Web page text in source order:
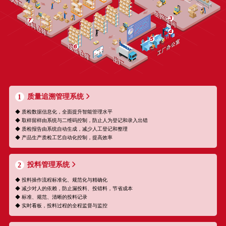
1 质量追溯管理系统
◆ 质检数据信息化，全面提升智能管理水平
◆ 取样留样由系统与二维码控制，防止人为登记和录入出错
◆ 质检报告由系统自动生成，减少人工登记和整理
◆ 产品生产质检工艺自动化控制，提高效率
2 投料管理系统
◆ 投料操作流程标准化、规范化与精确化
◆ 减少对人的依赖，防止漏投料、投错料，节省成本
◆ 标准、规范、清晰的投料记录
◆ 实时看板，投料过程的全程监督与监控